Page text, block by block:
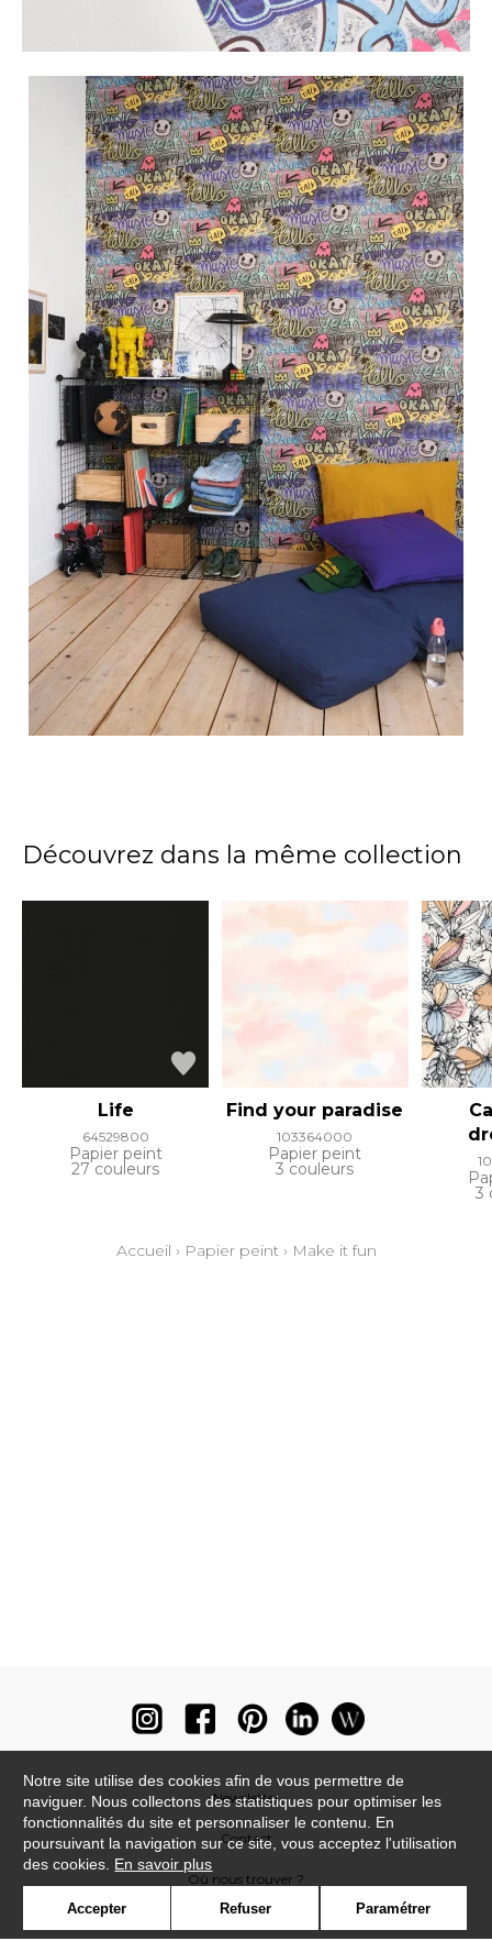
Découvrez dans la même collection
Life
64529800
Papier peint
27 couleurs
Find your paradise
103364000
Papier peint
3 couleurs
3
Accueil › Papier peint› Make it fun
Newsletter
Contact
Où nous trouver ?
Notre site utilise des cookies afin de vous permettre de
naviguer. Nous collectons des statistiques pour optimiser les
fonctionnalités du site et personnaliser le contenu. En
poursuivant la navigation sur ce site, vous acceptez l'utilisation
des cookies. En savoir plus
Accepter Refuser Paramétrer